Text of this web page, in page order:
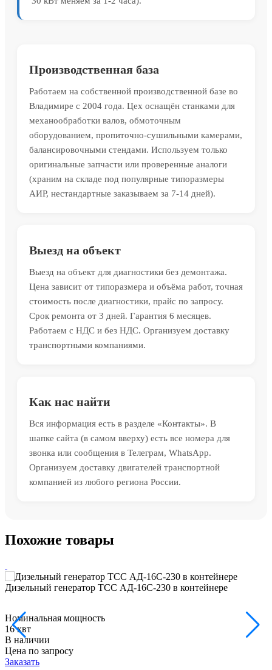
Производственная база
Работаем на собственной производственной базе во
Владимире с 2004 года. Цех оснащён станками для
механообработки валов, обмоточным
оборудованием, пропиточно-сушильными камерами,
балансировочными стендами. Используем только
оригинальные запчасти или проверенные аналоги
(храним на складе под популярные типоразмеры
АИР, нестандартные заказываем за 7-14 дней).
Выезд на объект
Выезд на объект для диагностики без демонтажа.
Цена зависит от типоразмера и объёма работ, точная
стоимость после диагностики, прайс по запросу.
Срок ремонта от 3 дней. Гарантия 6 месяцев.
Работаем с НДС и без НДС. Организуем доставку
транспортными компаниями.
Как нас найти
Вся информация есть в разделе «Контакты». В
шапке сайта (в самом вверху) есть все номера для
звонка или сообщения в Телеграм, WhatsApp.
Организуем доставку двигателей транспортной
компанией из любого региона России.
Похожие товары
Дизельный генератор ТСС АД-16С-230 в контейнере
Номинальная мощность
16 квт
В наличии
Цена по запросу
Заказать